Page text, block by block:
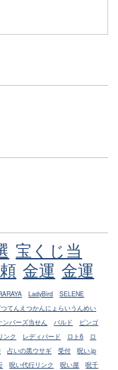
宝くじ当
金運 金運
LadyBird
SELENE
つてんえつかんにょらいうんめい
ンバーズ当せん バルド
ビンゴ
ンク レディバード ロト6
ロ
占いの黒ウサギ 受付
呪い.jp
呪い代行リンク 呪い屋
呪千